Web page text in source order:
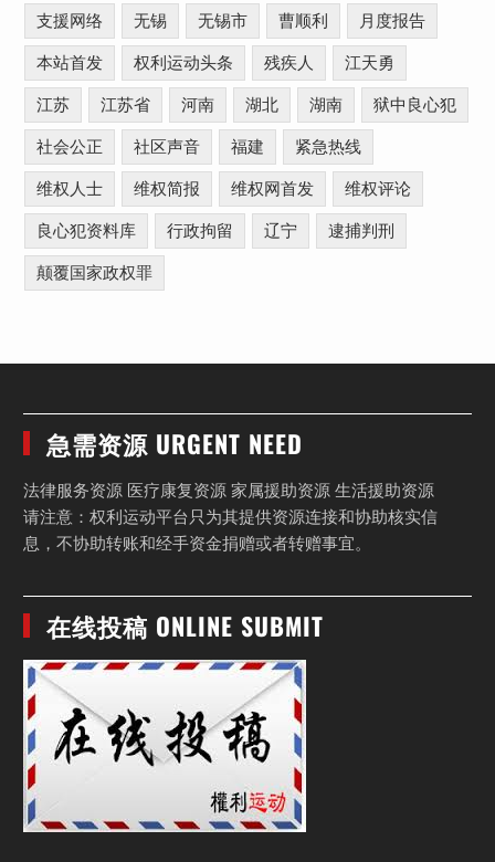
支援网络 无锡 无锡市 曹顺利 月度报告
本站首发 权利运动头条 残疾人 江天勇
江苏 江苏省 河南 湖北 湖南 狱中良心犯
社会公正 社区声音 福建 紧急热线
维权人士 维权简报 维权网首发 维权评论
良心犯资料库 行政拘留 辽宁 逮捕判刑
颠覆国家政权罪
急需资源 URGENT NEED
法律服务资源 医疗康复资源 家属援助资源 生活援助资源
请注意：权利运动平台只为其提供资源连接和协助核实信
息，不协助转账和经手资金捐赠或者转赠事宜。
在线投稿 ONLINE SUBMIT